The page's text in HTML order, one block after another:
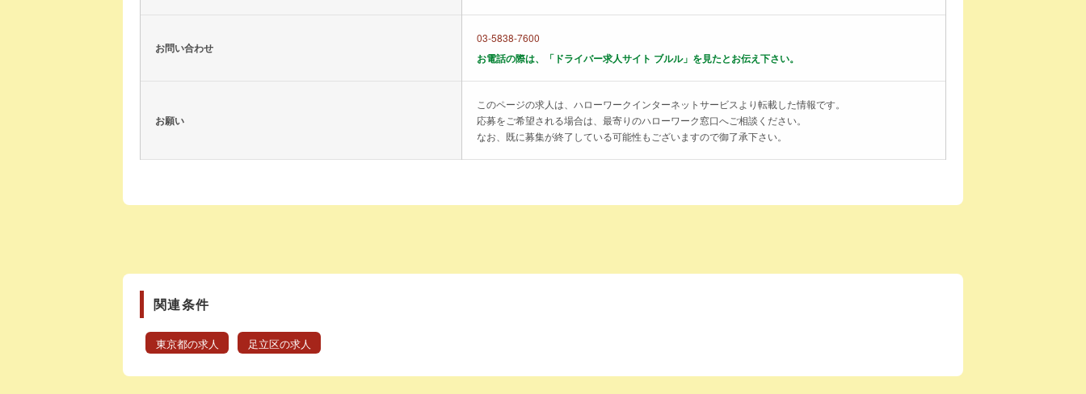
お問い合わせ
03-5838-7600
お電話の際は、「ドライバー求人サイト ブルル」を見たとお伝え下さい。
お願い
このページの求人は、ハローワークインターネットサービスより転載した情報です。
応募をご希望される場合は、最寄りのハローワーク窓口へご相談ください。
なお、既に募集が終了している可能性もございますので御了承下さい。
関連条件
東京都の求人 足立区の求人